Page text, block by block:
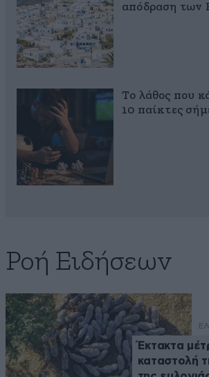
απόδραση των
Το λάθος που
10 παίκτες
Ροή Ειδήσεων
Έκτακτα
καταστολή